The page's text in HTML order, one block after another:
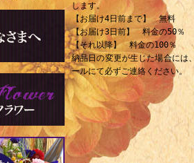
します。
【お届け4日前まで】 無料
【お届け3日前】 料金の50％
【それ以降】 料金の100％
納品日の変更が生じた場合には
ールにて必ずご連絡ください。